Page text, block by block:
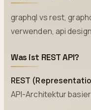
graphql vs rest,
verwenden, api design
Was ist REST API?
REST
API-Architektur